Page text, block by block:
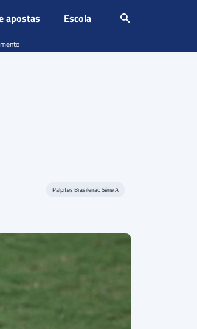
apostas Escola
Palpites Brasileirão Série A